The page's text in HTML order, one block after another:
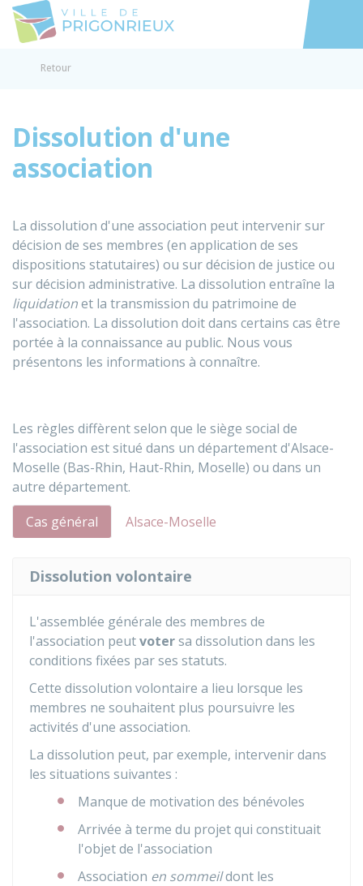
Accéder
Retour
Dissolution d'une
association
La dissolution d'une association peut intervenir sur
décision de ses membres (en application de ses
dispositions statutaires) ou sur décision de justice ou
sur décision administrative. La dissolution entraîne la
liquidationet la transmission du patrimoine de
l'association. La dissolution doit dans certains cas être
portée à la connaissance au public. Nous vous
présentons les informations à connaître.
Les règles diffèrent selon que le siège social de
l'association est situé dans un département d'Alsace-
Moselle (Bas-Rhin, Haut-Rhin, Moselle) ou dans un
autre département.
Cas général
Alsace-Moselle
Dissolution volontaire
L'assemblée générale des membres de
l'association peutvotersa dissolution dans les
conditions fixées par ses statuts.
Cette dissolution volontaire a lieu lorsque les
membres ne souhaitent plus poursuivre les
activités d'une association.
La dissolution peut, par exemple, intervenir dans
les situations suivantes :
Manque de motivation des bénévoles
Arrivée à terme du projet qui constituait
l'objet de l'association
Association en sommeildont les